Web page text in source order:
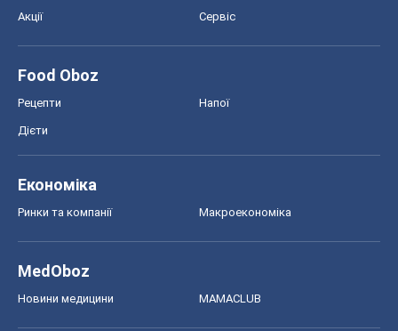
Акції Сервіс
Food Oboz
Рецепти Напої
Дієти
Економіка
Ринки та компанії Макроекономіка
MedOboz
Новини медицини MAMACLUB